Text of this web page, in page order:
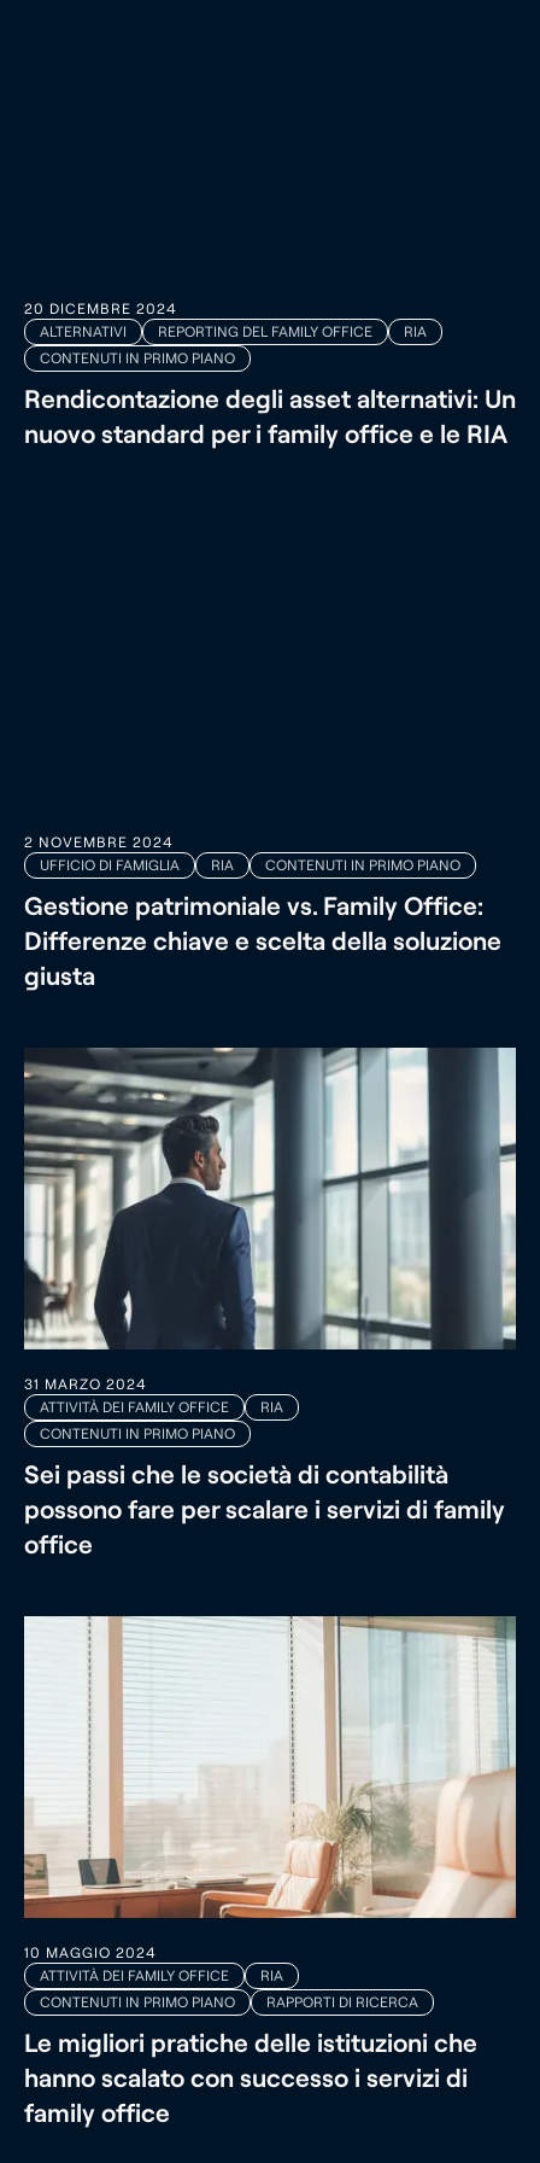
20 DICEMBRE 2024
ALTERNATIVI
REPORTING DEL FAMILY OFFICE
RIA
CONTENUTI IN PRIMO PIANO
Rendicontazione degli asset alternativi: Un
nuovo standard per i family office e le RIA
2 NOVEMBRE 2024
UFFICIO DI FAMIGLIA
RIA CONTENUTI IN PRIMO PIANO
Gestione patrimoniale vs. Family Office:
Differenze chiave e scelta della soluzione
giusta
31 MARZO 2024
ATTIVITÀ DEI FAMILY OFFICE
RIA
CONTENUTI IN PRIMO PIANO
Sei passi che le società di contabilità
possono fare per scalare i servizi di family
office
10 MAGGIO 2024
ATTIVITÀ DEI FAMILY OFFICE
RIA
CONTENUTI IN PRIMO PIANO
RAPPORTI DI RICERCA
Le migliori pratiche delle istituzioni che
hanno scalato con successo i servizi di
family office